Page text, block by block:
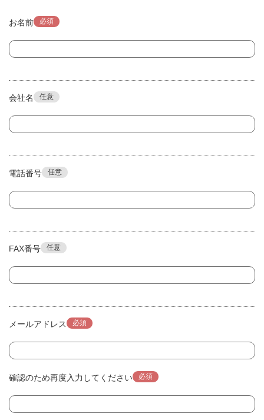
お名前 必須
会社名 任意
電話番号 任意
FAX番号 任意
メールアドレス 必須
確認のため再度入力してください 必須